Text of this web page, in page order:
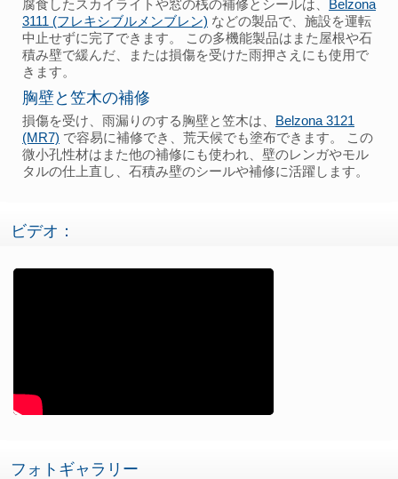
腐食したスカイライトや窓の桟の補修とシールは、 Belzona
3111 (フレキシブルメンブレン) などの製品で、施設を運転
中止せずに完了できます。 この多機能製品はまた屋根や石
積み壁で緩んだ、または損傷を受けた雨押さえにも使用で
きます。
胸壁と笠木の補修
損傷を受け、雨漏りのする胸壁と笠木は、 Belzona 3121
(MR7) で容易に補修でき、荒天候でも塗布できます。 この
微小孔性材はまた他の補修にも使われ、壁のレンガやモル
タルの仕上直し、石積み壁のシールや補修に活躍します。
ビデオ：
フォトギャラリー